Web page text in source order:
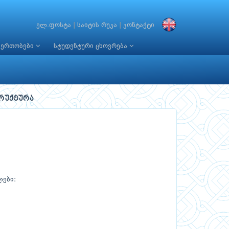
ელ.ფოსტა საიტის რუკა კონტაქტი
სტუდენტური ცხოვრება